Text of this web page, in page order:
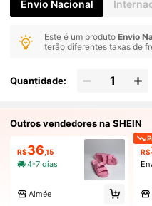
Envio Nacional
Este é um produtoEnvio
terão diferentes taxas de
Quantidade:
Outros vendedores na SHEIN
R$36 ,15
4-7 dias
Aimée
R$